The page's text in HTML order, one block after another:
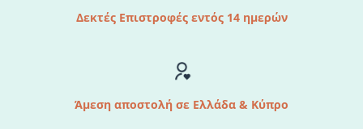
Δεκτές Επιστροφές εντός 14 ημερών
Άμεση αποστολή σε Ελλάδα & Κύπρο